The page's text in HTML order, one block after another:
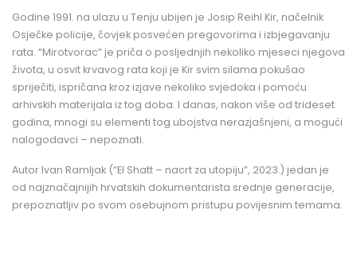
Godine 1991. na ulazu u Tenju ubijen je Josip Reihl Kir, načelnik
Osječke policije, čovjek posvećen pregovorima i izbjegavanju
rata. “Mirotvorac” je priča o posljednjih nekoliko mjeseci njegova
života, u osvit krvavog rata koji je Kir svim silama pokušao
spriječiti, ispričana kroz izjave nekoliko svjedoka i pomoću
arhivskih materijala iz tog doba. I danas, nakon više od trideset
godina, mnogi su elementi tog ubojstva nerazjašnjeni, a mogući
nalogodavci – nepoznati.
Autor Ivan Ramljak (“El Shatt – nacrt za utopiju”, 2023.) jedan je
od najznačajnijih hrvatskih dokumentarista srednje generacije,
prepoznatljiv po svom osebujnom pristupu povijesnim temama.